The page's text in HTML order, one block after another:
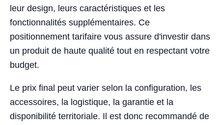
leur design, leurs caractéristiques et les
fonctionnalités supplémentaires. Ce
positionnement tarifaire vous assure d'investir dans
un produit de haute qualité tout en respectant votre
budget.
Le prix final peut varier selon la configuration, les
accessoires, la logistique, la garantie et la
disponibilité territoriale. Il est donc recommandé de